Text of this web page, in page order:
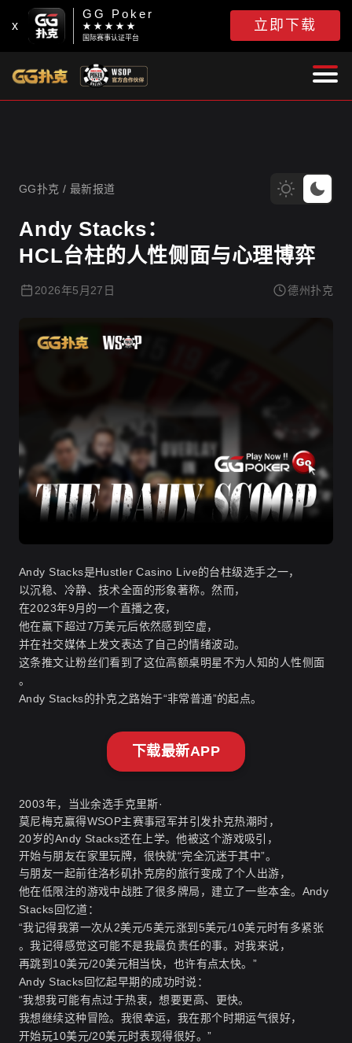
x
GG Poker
★ ★ ★ ★ ★
国际赛事认证平台
立即下载
GG扑克 / 最新报道
Andy Stacks：
HCL台柱的人性侧面与心理博弈
2026年5月27日 德州扑克
Andy Stacks是Hustler Casino Live的台柱级选手之一，
以沉稳、冷静、技术全面的形象著称。然而，
在2023年9月的一个直播之夜，
他在赢下超过7万美元后依然感到空虚，
并在社交媒体上发文表达了自己的情绪波动。
这条推文让粉丝们看到了这位高额桌明星不为人知的人性侧面
。
Andy Stacks的扑克之路始于“非常普通”的起点。
下载最新APP
2003年，当业余选手克里斯·
莫尼梅克赢得WSOP主赛事冠军并引发扑克热潮时，
20岁的Andy Stacks还在上学。他被这个游戏吸引，
开始与朋友在家里玩牌，很快就“完全沉迷于其中”。
与朋友一起前往洛杉矶扑克房的旅行变成了个人出游，
他在低限注的游戏中战胜了很多牌局，建立了一些本金。Andy
Stacks回忆道：
“我记得我第一次从2美元/5美元涨到5美元/10美元时有多紧张
。我记得感觉这可能不是我最负责任的事。对我来说，
再跳到10美元/20美元相当快，也许有点太快。”
Andy Stacks回忆起早期的成功时说：
“我想我可能有点过于热衷，想要更高、更快。
我想继续这种冒险。我很幸运，我在那个时期运气很好，
开始玩10美元/20美元时表现得很好。”